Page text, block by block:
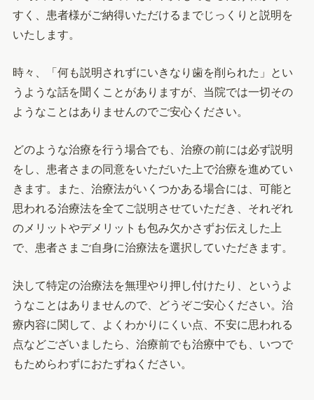
すく、患者様がご納得いただけるまでじっくりと説明を
いたします。
時々、「何も説明されずにいきなり歯を削られた」とい
うような話を聞くことがありますが、当院では一切その
ようなことはありませんのでご安心ください。
どのような治療を行う場合でも、治療の前には必ず説明
をし、患者さまの同意をいただいた上で治療を進めてい
きます。また、治療法がいくつかある場合には、可能と
思われる治療法を全てご説明させていただき、それぞれ
のメリットやデメリットも包み欠かさずお伝えした上
で、患者さまご自身に治療法を選択していただきます。
決して特定の治療法を無理やり押し付けたり、というよ
うなことはありませんので、どうぞご安心ください。治
療内容に関して、よくわかりにくい点、不安に思われる
点などございましたら、治療前でも治療中でも、いつで
もためらわずにおたずねください。